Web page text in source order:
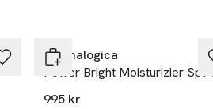
Dermalogica
Power Bright Moisturizier Spf
995 kr